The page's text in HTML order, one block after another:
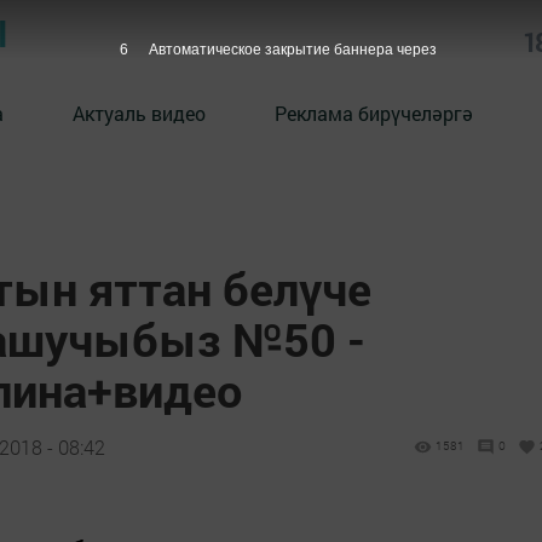
Актуаль видео Реклама бирүчеләргә
яттан белүче
№50 -
- 08:42 1581 0
5 Автоматическое закрытие баннера через